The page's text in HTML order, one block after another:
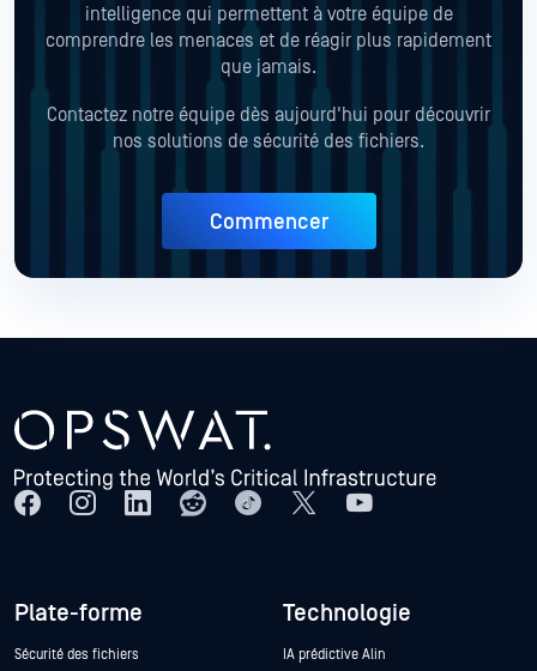
intelligence qui permettent à votre équipe de
comprendre les menaces et de réagir plus rapidement
que jamais.
Contactez notre équipe dès aujourd'hui pour découvrir
nos solutions de sécurité des fichiers.
Commencer
Plate-forme
Sécurité des fichiers
Technologie
IA prédictive Alin